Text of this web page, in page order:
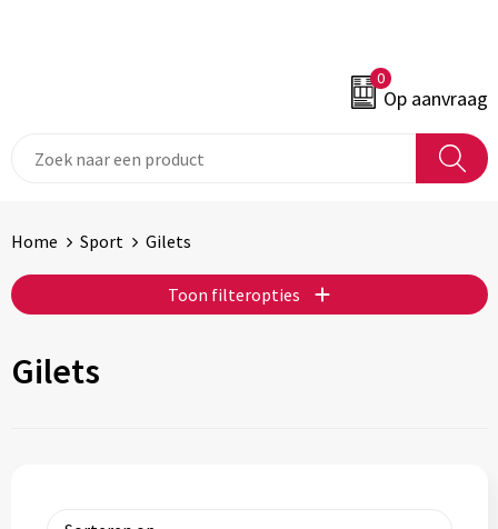
0
Op aanvraag
Home Sport Gilets
Toon filteropties
Gilets